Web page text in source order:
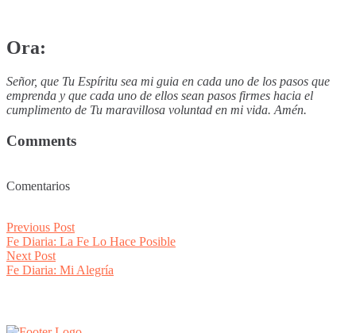
Ora:
Señor, que Tu Espíritu sea mi guia en cada uno de los pasos que
emprenda y que cada uno de ellos sean pasos firmes hacia el
cumplimento de Tu maravillosa voluntad en mi vida. Amén.
Comments
Comentarios
Post
navigation
Previous PostPrevious
post:
Fe Diaria: La Fe Lo Hace Posible
Next PostNext
post:
Fe Diaria: Mi Alegría